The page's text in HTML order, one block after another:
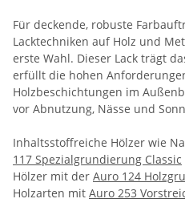
Für deckende, robuste
Lacktechniken auf Holz und
erste Wahl. Dieser Lack trägt
erfüllt die hohen
Holzbeschichtungen im
vor Abnutzung, Nässe und
Inhaltsstoffreiche Hölzer wie
117 Spezialgrundierung Classic
Hölzer mit der Auro 124
Holzarten mit Auro 253